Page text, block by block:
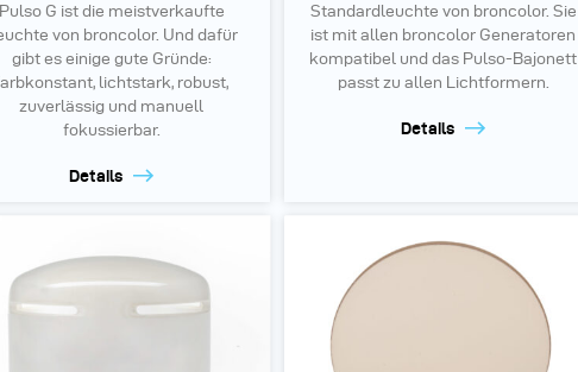
Pulso G ist die meistverkaufte
von broncolor. Und dafür
gibt es einige gute Gründe:
lichtstark, robust,
zuverlässig und manuell
fokussierbar.
Details
Standardleuchte von broncolor. Sie
ist mit allen broncolor Generatoren
kompatibel und das Pulso-Bajonett
passt zu allen Lichtformern.
Details